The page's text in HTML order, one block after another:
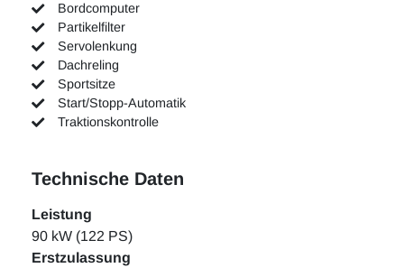
Bordcomputer
Partikelfilter
Servolenkung
Dachreling
Sportsitze
Start/Stopp-Automatik
Traktionskontrolle
Technische Daten
Leistung
90 kW (122 PS)
Erstzulassung